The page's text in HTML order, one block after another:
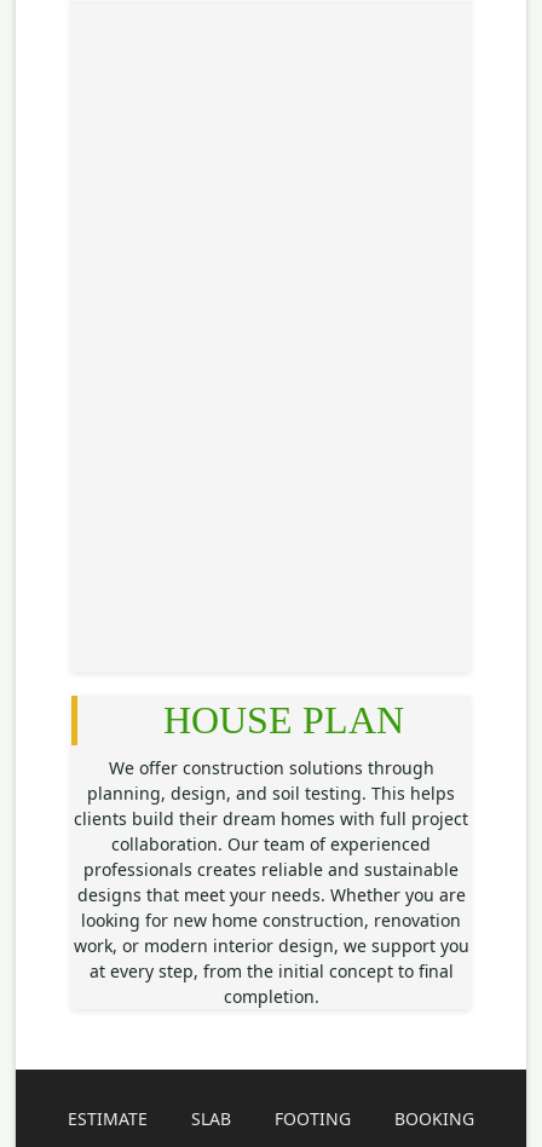
HOUSE PLAN
We offer construction solutions through
planning, design, and soil testing. This helps
clients build their dream homes with full project
collaboration. Our team of experienced
professionals creates reliable and sustainable
designs that meet your needs. Whether you are
looking for new home construction, renovation
work, or modern interior design, we support you
at every step, from the initial concept to final
completion.
ESTIMATE SLAB FOOTING BOOKING